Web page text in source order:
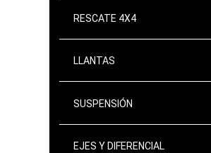
RESCATE 4X4
LLANTAS
SUSPENSIÓN
EJES Y DIFERENCIAL